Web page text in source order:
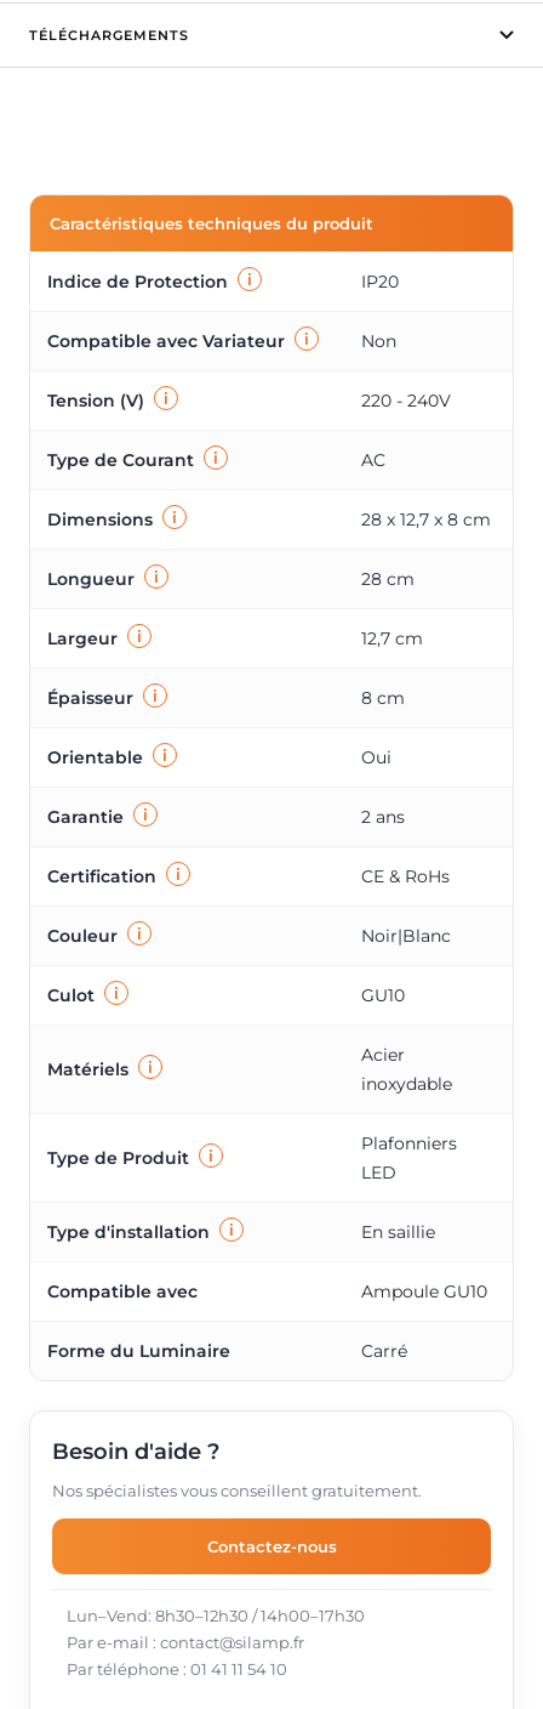
TÉLÉCHARGEMENTS
Caractéristiques techniques du produit
Indice de Protection i IP20
Compatible avec Variateur i Non
Tension (V) i 220 - 240V
Type de Courant i AC
Dimensions i 28 x 12,7 x 8 cm
Longueur i 28 cm
Largeur i 12,7 cm
Épaisseur i 8 cm
Orientable i Oui
Garantie i 2 ans
Certification i CE & RoHs
Couleur i Noir|Blanc
Culot i GU10
Matériels i
Acier
inoxydable
Type de Produit i
Plafonniers
LED
Type d'installation i En saillie
Compatible avec Ampoule GU10
Forme du Luminaire Carré
Besoin d'aide ?
Nos spécialistes vous conseillent gratuitement.
Contactez-nous
Lun–Vend: 8h30–12h30 / 14h00–17h30
Par e-mail : contact@silamp.fr
Par téléphone : 01 41 11 54 10